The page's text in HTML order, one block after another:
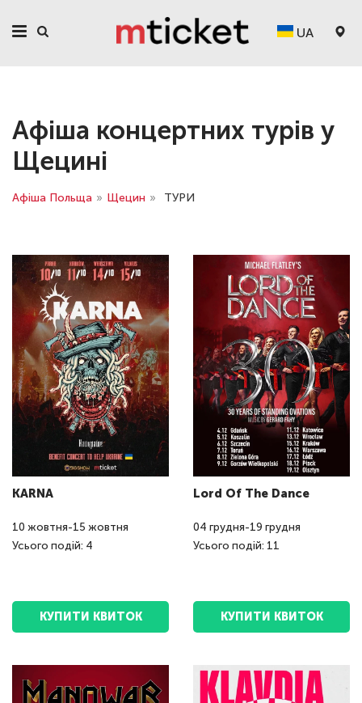
UA
Афіша концертних турів у
Щецині
Афіша Польща » Щецин » ТУРИ
KARNA
10 жовтня-15 жовтня
Усього подій: 4
КУПИТИ КВИТОК
Lord Of The Dance
04 грудня-19 грудня
Усього подій: 11
КУПИТИ КВИТОК